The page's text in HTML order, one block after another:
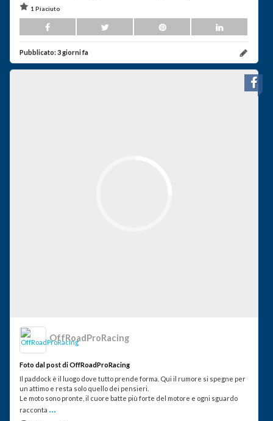
1 Piaciuto
Pubblicato:3 giorni fa
OffRoadProRacing
Foto dal post di OffRoadProRacing
Il paddock è il luogo dove tutto prende forma. Qui il rumore si spegne per
un attimo e resta solo quello dei pensieri.
Le moto sono pronte, il cuore batte più forte del motore e ogni sguardo
racconta ...